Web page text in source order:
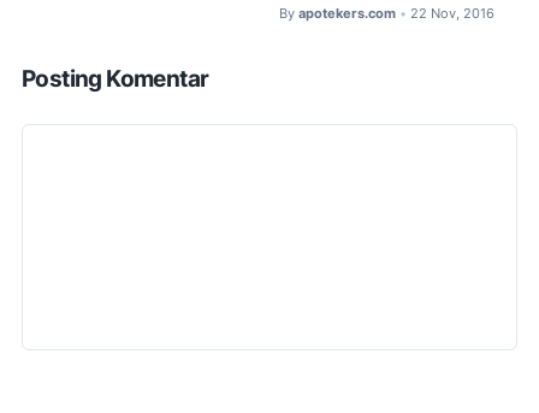
By apotekers.com • 22 Nov, 2016
Posting Komentar